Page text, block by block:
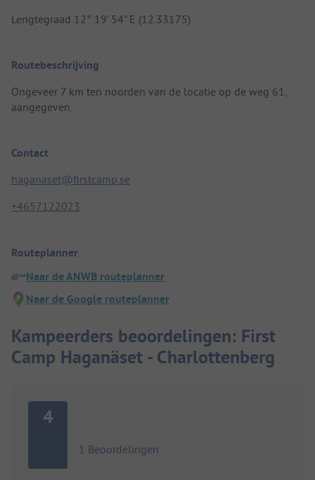
Lengtegraad 12° 19' 54" E (12.33175)
Routebeschrijving
Ongeveer 7 km ten noorden van de locatie op de weg 61,
aangegeven.
Contact
haganaset@firstcamp.se
+4657122023
Routeplanner
Naar de ANWB routeplanner
Naar de Google routeplanner
Kampeerders beoordelingen: First
Camp Haganäset - Charlottenberg
4
1 Beoordelingen